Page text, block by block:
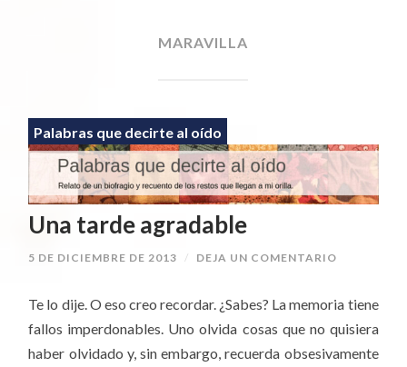
A
N
D
O
MARAVILLA
Palabras que decirte al oído
Una tarde agradable
5 DE DICIEMBRE DE 2013 / DEJA UN COMENTARIO
Te lo dije. O eso creo recordar. ¿Sabes? La memoria tiene
fallos imperdonables. Uno olvida cosas que no quisiera
haber olvidado y, sin embargo, recuerda obsesivamente